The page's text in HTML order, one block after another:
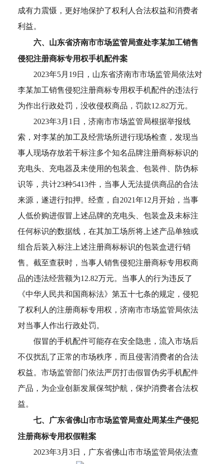
成有力震慑，更好地保护了权利人合法权益和消费者
利益。
六、山东省济南市市场监管局查处李某加工销售
侵犯注册商标专用权手机配件案
2023年5月19日，山东省济南市市场监管局依法对
李某加工销售侵犯注册商标专用权手机配件的违法行
为作出行政处罚，没收侵权商品，罚款12.82万元。
2023年3月1日，济南市市场监管局根据举报线
索，对李某的加工及经营场所进行现场检查，发现当
事人现场存放若干标注多个知名品牌注册商标标识的
充电头、充电器及未使用的包装盒、包装件、防伪标
识等，共计23种5413件，当事人无法提供商品的合法
来源，遂进行扣押。经查，自2021年12月开始，当事
人低价购进假冒上述品牌的充电头、包装盒及未标注
任何标识的数据线，在其加工场所将上述产品单独或
组合后装入标注上述注册商标标识的包装盒进行销
售。截至查获时，当事人销售侵犯注册商标专用权商
品的违法经营额为12.82万元。当事人的行为违反了
《中华人民共和国商标法》第五十七条的规定，侵犯
了权利人的注册商标专用权，济南市市场监管局依法
对当事人作出行政处罚。
假冒的手机配件可能存在安全隐患，流入市场后
不仅扰乱了正常的市场秩序，而且侵害消费者的合法
权益。市场监管部门依法严厉打击假冒伪劣手机配件
产品，为企业创新发展保驾护航，保护消费者合法权
益。
七、广东省佛山市市场监管局查处周某生产侵犯
注册商标专用权假鞋案
2023年3月3日，广东省佛山市市场监管局依法查